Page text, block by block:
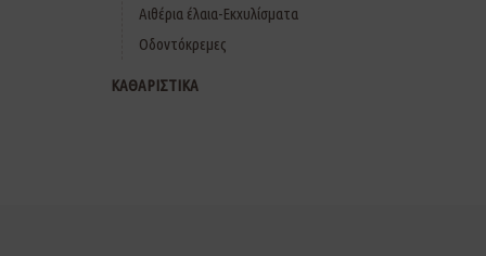
Αιθέρια έλαια-Εκχυλίσματα
Οδοντόκρεμες
ΚΑΘΑΡΙΣΤΙΚΑ